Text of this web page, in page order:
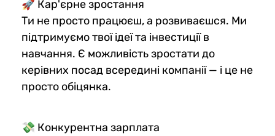
🚀 Кар'єрне зростання
Ти не просто працюєш, а розвиваєшся. Ми
підтримуємо твої ідеї та інвестиції в
навчання. Є можливість зростати до
керівних посад всередині компанії — і це не
просто обіцянка.
💸 Конкурентна зарплата